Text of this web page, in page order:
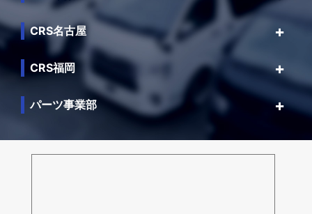
CRS名古屋
CRS福岡
パーツ事業部